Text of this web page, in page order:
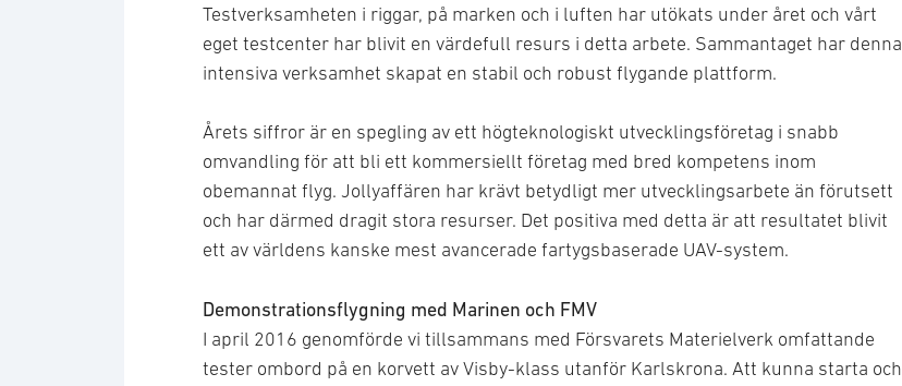
Testverksamheten i riggar, på marken och i luften har utökats under året och vårt
eget testcenter har blivit en värdefull resurs i detta arbete. Sammantaget har denna
intensiva verksamhet skapat en stabil och robust flygande plattform.
Årets siffror är en spegling av ett högteknologiskt utvecklingsföretag i snabb
omvandling för att bli ett kommersiellt företag med bred kompetens inom
obemannat flyg. Jollyaffären har krävt betydligt mer utvecklingsarbete än förutsett
och har därmed dragit stora resurser. Det positiva med detta är att resultatet blivit
ett av världens kanske mest avancerade fartygsbaserade UAV-system.
Demonstrationsflygning med Marinen och FMV
I april 2016 genomförde vi tillsammans med Försvarets Materielverk omfattande
tester ombord på en korvett av Visby-klass utanför Karlskrona. Att kunna starta och